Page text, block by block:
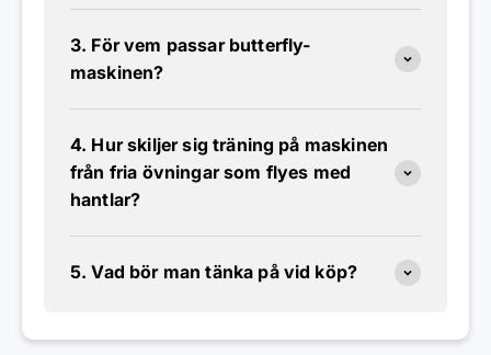
3. För vem passar butterfly-
maskinen?
4. Hur skiljer sig träning på maskinen
från fria övningar som flyes med
hantlar?
5. Vad bör man tänka på vid köp?